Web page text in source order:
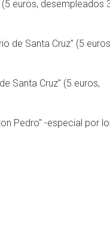
euros, desempleados
de Santa Cruz" (5
Santa Cruz" (5 euros,
Pedro" -especial por